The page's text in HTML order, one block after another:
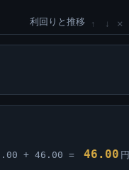
利回りと推移 ↑ ↓ ×
+ 46.00 = 46.00 円